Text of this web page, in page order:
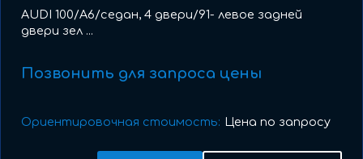
AUDI 100/A6/седан, 4 двери/91- левое задней
двери зел ...
Позвонить для запроса цены
Ориентировочная стоимость: Цена по запросу